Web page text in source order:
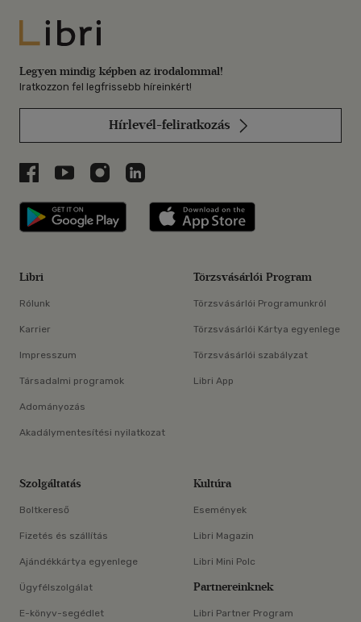
Libri
Legyen mindig képben az irodalommal!
Iratkozzon fel legfrissebb híreinkért!
Hírlevél-feliratkozás
Libri a Facebookon
Libri a Youtube-on
Libri az Instagramon
Libri a LinkedInen
Libri applikáció Szerezd meg: Google
Libri
Rólunk
Karrier
Impresszum
Társadalmi programok
Adományozás
Akadálymentesítési nyilatkozat
Törzsvásárlói Program
Törzsvásárlói Programunkról
Törzsvásárlói Kártya egyenlege
Törzsvásárlói szabályzat
Libri App
Szolgáltatás
Boltkereső
Fizetés és szállítás
Ajándékkártya egyenlege
Ügyfélszolgálat
E-könyv-segédlet
Kultúra
Események
Libri Magazin
Libri Mini Polc
Partnereinknek
Libri Partner Program